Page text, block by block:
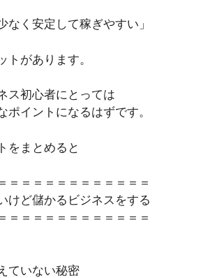
なく安定して稼ぎやすい」
トがあります。
ス初心者にとっては
ポイントになるはずです。
をまとめると
＝＝＝＝＝＝＝＝＝＝＝＝
けど儲かるビジネスをする
＝＝＝＝＝＝＝＝＝＝＝＝
ていない秘密